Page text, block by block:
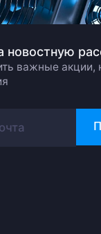
новостную
важные акции,